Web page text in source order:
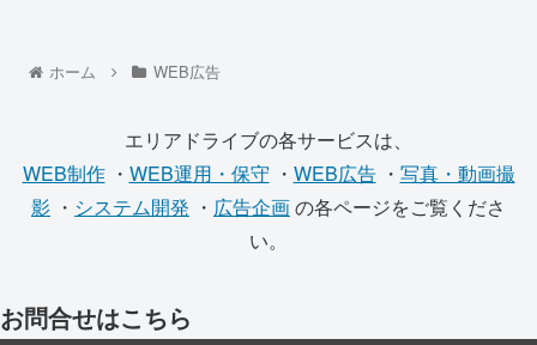
ホーム WEB広告
エリアドライブの各サービスは、
WEB制作・ WEB運用・保守 ・ WEB広告・ 写真・動画撮
影 ・ システム開発 ・ 広告企画の各ページをご覧くださ
い。
お問合せはこちら